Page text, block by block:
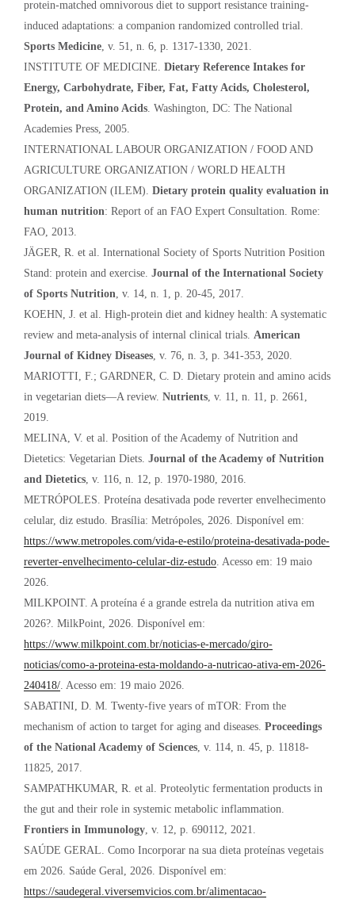
protein-matched omnivorous diet to support resistance training-
induced adaptations: a companion randomized controlled trial.
Sports Medicine, v. 51, n. 6, p. 1317-1330, 2021.
INSTITUTE OF MEDICINE. Dietary Reference Intakes for
Energy, Carbohydrate, Fiber, Fat, Fatty Acids, Cholesterol,
Protein, and Amino Acids. Washington, DC: The National
Academies Press, 2005.
INTERNATIONAL LABOUR ORGANIZATION / FOOD AND
AGRICULTURE ORGANIZATION / WORLD HEALTH
ORGANIZATION (ILEM). Dietary protein quality evaluation in
human nutrition: Report of an FAO Expert Consultation. Rome:
FAO, 2013.
JÄGER, R. et al. International Society of Sports Nutrition Position
Stand: protein and exercise. Journal of the International Society
of Sports Nutrition, v. 14, n. 1, p. 20-45, 2017.
KOEHN, J. et al. High-protein diet and kidney health: A systematic
review and meta-analysis of internal clinical trials. American
Journal of Kidney Diseases, v. 76, n. 3, p. 341-353, 2020.
MARIOTTI, F.; GARDNER, C. D. Dietary protein and amino acids
in vegetarian diets—A review. Nutrients, v. 11, n. 11, p. 2661,
2019.
MELINA, V. et al. Position of the Academy of Nutrition and
Dietetics: Vegetarian Diets. Journal of the Academy of Nutrition
and Dietetics, v. 116, n. 12, p. 1970-1980, 2016.
METRÓPOLES. Proteína desativada pode reverter envelhecimento
celular, diz estudo. Brasília: Metrópoles, 2026. Disponível em:
https://www.metropoles.com/vida-e-estilo/proteina-desativada-pode-
reverter-envelhecimento-celular-diz-estudo. Acesso em: 19 maio
2026.
MILKPOINT. A proteína é a grande estrela da nutrition ativa em
2026?. MilkPoint, 2026. Disponível em:
https://www.milkpoint.com.br/noticias-e-mercado/giro-
noticias/como-a-proteina-esta-moldando-a-nutricao-ativa-em-2026-
240418/. Acesso em: 19 maio 2026.
SABATINI, D. M. Twenty-five years of mTOR: From the
mechanism of action to target for aging and diseases. Proceedings
of the National Academy of Sciences, v. 114, n. 45, p. 11818-
11825, 2017.
SAMPATHKUMAR, R. et al. Proteolytic fermentation products in
the gut and their role in systemic metabolic inflammation.
Frontiers in Immunology, v. 12, p. 690112, 2021.
SAÚDE GERAL. Como Incorporar na sua dieta proteínas vegetais
em 2026. Saúde Geral, 2026. Disponível em:
https://saudegeral.viversemvicios.com.br/alimentacao-